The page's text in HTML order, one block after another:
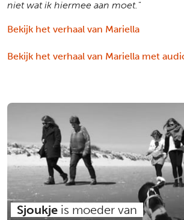
niet wat ik hiermee aan moet."
Bekijk het verhaal van Mariella
Bekijk het verhaal van Mariella met
Sjoukje is moeder van